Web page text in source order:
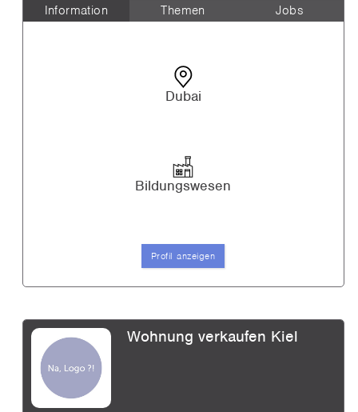
Information Themen Jobs
Dubai
Bildungswesen
Profil anzeigen
Wohnung verkaufen Kiel